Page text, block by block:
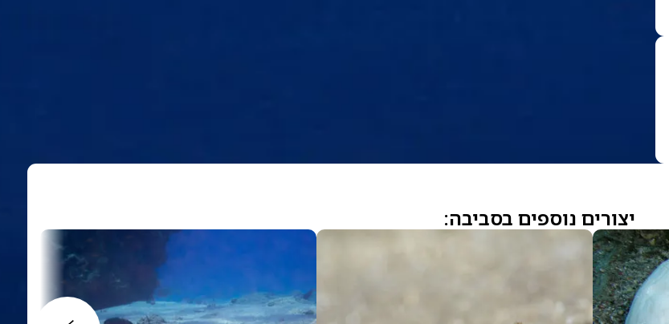
יצורים נוספים בסביבה: